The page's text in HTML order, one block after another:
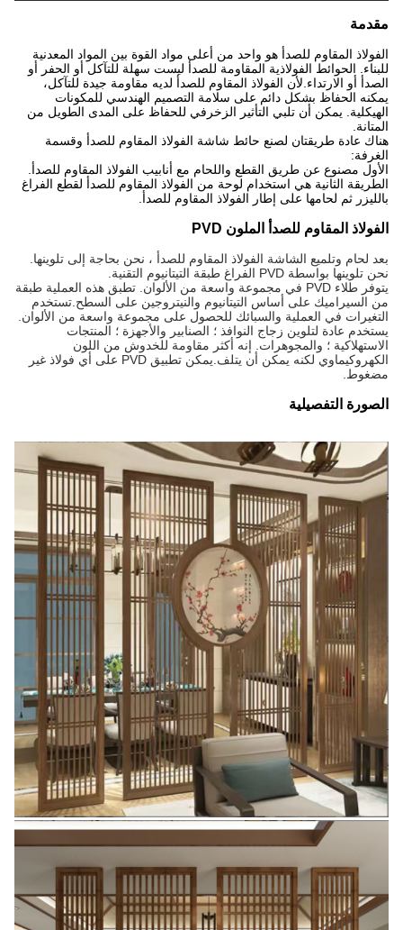
مقدمة
الفولاذ المقاوم للصدأ هو واحد من أعلى مواد القوة بين المواد المعدنية
للبناء. الحوائط الفولاذية المقاومة للصدأ ليست سهلة للتآكل أو الحفر أو
الصدأ أو الارتداء.لأن الفولاذ المقاوم للصدأ لديه مقاومة جيدة للتآكل،
يمكنه الحفاظ بشكل دائم على سلامة التصميم الهندسي للمكونات
الهيكلية. يمكن أن تلبي التأثير الزخرفي للحفاظ على المدى الطويل من
المتانة.
هناك عادة طريقتان لصنع حائط شاشة الفولاذ المقاوم للصدأ وقسمة
الغرفة:
الأول مصنوع عن طريق القطع واللحام مع أنابيب الفولاذ المقاوم للصدأ.
الطريقة الثانية هي استخدام لوحة من الفولاذ المقاوم للصدأ لقطع الفراغ
بالليزر ثم لحامها على إطار الفولاذ المقاوم للصدأ.
الفولاذ المقاوم للصدأ الملون PVD
بعد لحام وتلميع الشاشة الفولاذ المقاوم للصدأ ، نحن بحاجة إلى تلوينها.
نحن تلوينها بواسطة PVD الفراغ طبقة التيتانيوم التقنية.
يتوفر طلاء PVD في مجموعة واسعة من الألوان. تطبق هذه العملية طبقة
من السيراميك على أساس التيتانيوم والنيتروجين على السطح.تستخدم
التغيرات في العملية والسبائك للحصول على مجموعة واسعة من الألوان.
يستخدم عادة لتلوين زجاج النوافذ ؛ الصنابير والأجهزة ؛ المنتجات
الاستهلاكية ؛ والمجوهرات. إنه أكثر مقاومة للخدوش من اللون
الكهروكيماوي لكنه يمكن أن يتلف.يمكن تطبيق PVD على أي فولاذ غير
مضغوط.
الصورة التفصيلية